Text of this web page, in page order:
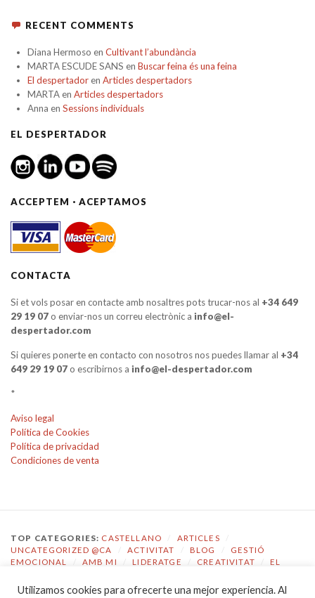
RECENT COMMENTS
Diana Hermoso en Cultivant l’abundància
MARTA ESCUDE SANS en Buscar feina és una feina
El despertadoren Articles despertadors
MARTAen Articles despertadors
Anna en Sessions individuals
EL DESPERTADOR
ACCEPTEM · ACEPTAMOS
CONTACTA
Si et vols posar en contacte amb nosaltres pots trucar-nos al +34 649
29 19 07o enviar-nos un correu electrònic a info@el-
despertador.com
Si quieres ponerte en contacto con nosotros nos puedes llamar al +34
649 29 19 07o escribirnos a info@el-despertador.com
*
Aviso legal
Política de Cookies
Política de privacidad
Condiciones de venta
TOP CATEGORIES: CASTELLANO ARTICLES
UNCATEGORIZED @CA
ACTIVITAT BLOG
GESTIÓ
EMOCIONAL
/ AMB MI / LIDERATGE / CREATIVITAT /
EL
TOP TAGS: COACHING / GESTIÓ EMOCIONAL / ECOLOGIA
Utilizamos cookies para ofrecerte una mejor experiencia. Al